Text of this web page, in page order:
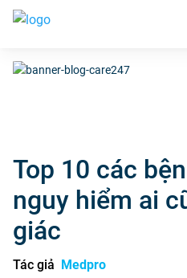
Top 10 các
nguy hiểm ai
giác
Tác giả Medpro